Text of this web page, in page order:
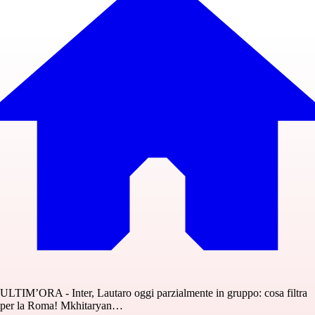
ULTIM’ORA - Inter, Lautaro oggi parzialmente in gruppo: cosa filtra
per la Roma! Mkhitaryan…